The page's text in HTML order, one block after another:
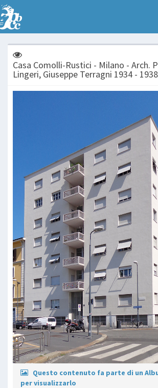
Casa Comolli-Rustici - Milano - Arch.
Lingeri, Giuseppe Terragni 1934 - 1938
Questo contenuto fa parte di un
per visualizzarlo